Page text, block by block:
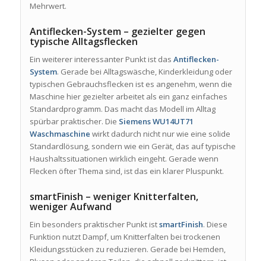
Mehrwert.
Antiflecken-System – gezielter gegen
typische Alltagsflecken
Ein weiterer interessanter Punkt ist das Antiflecken-
System. Gerade bei Alltagswäsche, Kinderkleidung oder
typischen Gebrauchsflecken ist es angenehm, wenn die
Maschine hier gezielter arbeitet als ein ganz einfaches
Standardprogramm. Das macht das Modell im Alltag
spürbar praktischer. Die Siemens WU14UT71
Waschmaschine wirkt dadurch nicht nur wie eine solide
Standardlösung, sondern wie ein Gerät, das auf typische
Haushaltssituationen wirklich eingeht. Gerade wenn
Flecken öfter Thema sind, ist das ein klarer Pluspunkt.
smartFinish – weniger Knitterfalten,
weniger Aufwand
Ein besonders praktischer Punkt istsmartFinish. Diese
Funktion nutzt Dampf, um Knitterfalten bei trockenen
Kleidungsstücken zu reduzieren. Gerade bei Hemden,